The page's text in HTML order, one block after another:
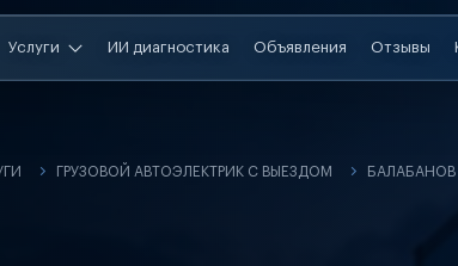
Услуги ИИ диагностика Объявления Отзывы
ГРУЗОВОЙ АВТОЭЛЕКТРИК С ВЫЕЗДОМ БАЛАБАНОВ